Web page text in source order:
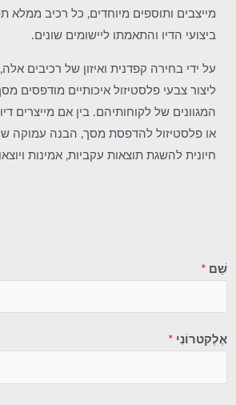
מייצבים ותוספים מיוחדים, כל רכיב ממלא
ביצועי הדיו והתאמתו ליישומים שונים.
על ידי בחירה קפדנית ואיזון של רכיבים אלה,
ליצור צבעי פלסטיזול איכותיים מודפסים
או פלסטיזול להדפסת מסך, הבנה עמוקה
חיונית להשגת תוצאות עקביות, אמינות
שֵׁם *
אֶלֶקטרוֹנִי *